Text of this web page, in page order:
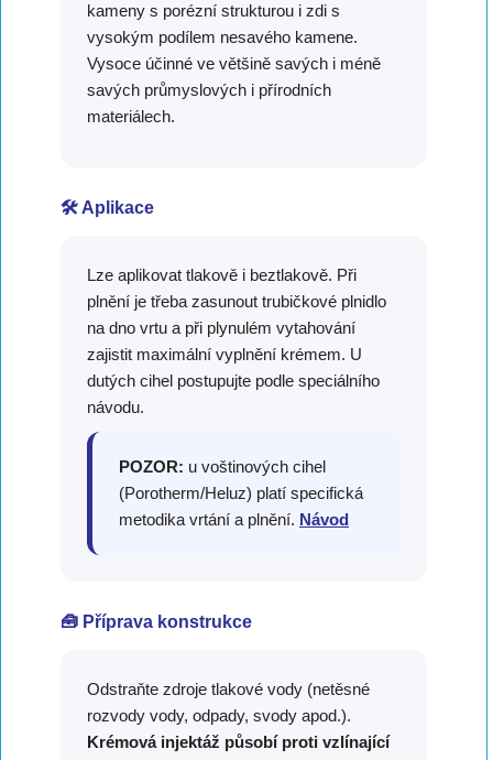
kameny s porézní strukturou i zdi s
vysokým podílem nesavého kamene.
Vysoce účinné ve většině savých i méně
savých průmyslových i přírodních
materiálech.
🛠️ Aplikace
Lze aplikovat tlakově i beztlakově. Při
plnění je třeba zasunout trubičkové plnidlo
na dno vrtu a při plynulém vytahování
zajistit maximální vyplnění krémem. U
dutých cihel postupujte podle speciálního
návodu.
POZOR: u voštinových cihel
(Porotherm/Heluz) platí specifická
metodika vrtání a plnění. Návod
🧰 Příprava konstrukce
Odstraňte zdroje tlakové vody (netěsné
rozvody vody, odpady, svody apod.).
Krémová injektáž působí proti vzlínající